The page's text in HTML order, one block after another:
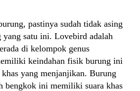
pastinya sudah tidak asing
yang satu ini. Lovebird adalah
di kelompok genus
keindahan fisik burung ini
yang menjanjikan. Burung
bengkok ini memiliki suara khas